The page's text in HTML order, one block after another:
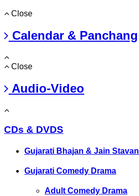
Close
Calendar & Panchang
Close
Audio-Video
CDs & DVDS
Gujarati Bhajan & Jain Stavan
Gujarati Comedy Drama
Adult Comedy Drama